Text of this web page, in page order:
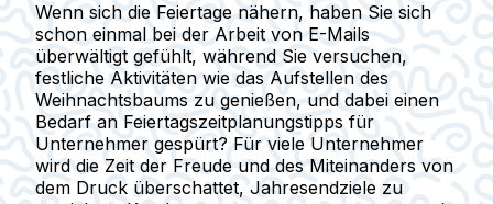
Wenn sich die Feiertage nähern, haben Sie sich
schon einmal bei der Arbeit von E-Mails
überwältigt gefühlt, während Sie versuchen,
festliche Aktivitäten wie das Aufstellen des
Weihnachtsbaums zu genießen, und dabei einen
Bedarf an Feiertagszeitplanungstipps für
Unternehmer gespürt? Für viele Unternehmer
wird die Zeit der Freude und des Miteinanders von
dem Druck überschattet, Jahresendziele zu